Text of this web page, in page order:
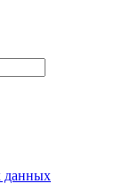
данных